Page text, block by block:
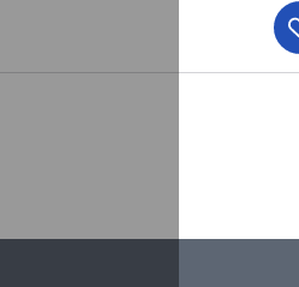
Deutschlands bester